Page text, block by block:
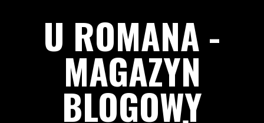
U ROMANA -
MAGAZYN
BLOGOWY